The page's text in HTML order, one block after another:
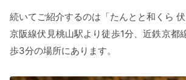
続いてご紹介するのは「たんとと和くら 伏
京阪線伏見桃山駅より徒歩1分、近鉄京都
歩3分の場所にあります。